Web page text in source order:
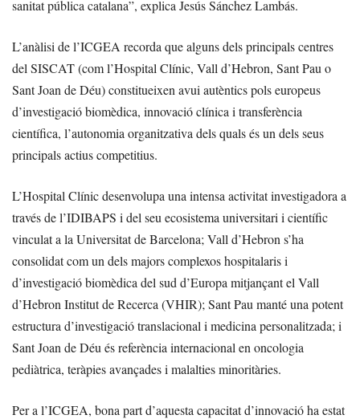
sanitat pública catalana”, explica Jesús Sánchez Lambás.
L’anàlisi de l’ICGEA recorda que alguns dels principals centres
del SISCAT (com l’Hospital Clínic, Vall d’Hebron, Sant Pau o
Sant Joan de Déu) constitueixen avui autèntics pols europeus
d’investigació biomèdica, innovació clínica i transferència
científica, l’autonomia organitzativa dels quals és un dels seus
principals actius competitius.
L’Hospital Clínic desenvolupa una intensa activitat investigadora a
través de l’IDIBAPS i del seu ecosistema universitari i científic
vinculat a la Universitat de Barcelona; Vall d’Hebron s’ha
consolidat com un dels majors complexos hospitalaris i
d’investigació biomèdica del sud d’Europa mitjançant el Vall
d’Hebron Institut de Recerca (VHIR); Sant Pau manté una potent
estructura d’investigació translacional i medicina personalitzada; i
Sant Joan de Déu és referència internacional en oncologia
pediàtrica, teràpies avançades i malalties minoritàries.
Per a l’ICGEA, bona part d’aquesta capacitat d’innovació ha estat